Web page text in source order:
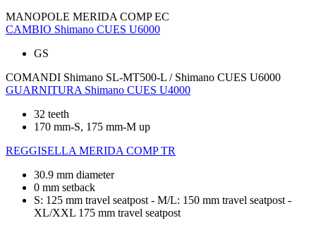
MANOPOLE MERIDA COMP EC
CAMBIO Shimano CUES U6000
GS
COMANDI Shimano SL-MT500-L / Shimano CUES U6000
GUARNITURA Shimano CUES U4000
32 teeth
170 mm-S, 175 mm-M up
REGGISELLA MERIDA COMP TR
30.9 mm diameter
0 mm setback
S: 125 mm travel seatpost - M/L: 150 mm travel seatpost -
XL/XXL 175 mm travel seatpost